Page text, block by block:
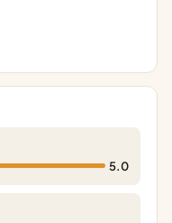
5.0